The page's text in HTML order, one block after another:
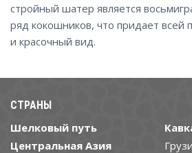
стройный шатер является
ряд кокошников, что придает всей
и красочный вид.
СТРАНЫ
Шелковый путь
Центральная Азия